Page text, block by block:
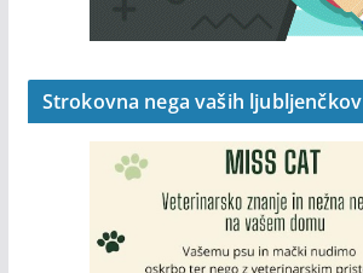
Strokovna nega vaših ljubljenčkov